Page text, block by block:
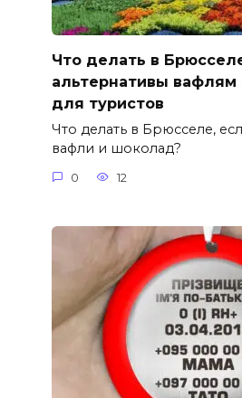
Что делать в
альтернативы
для туристов
Что делать в Брюсселе,
вафли и шоколад?
0 12